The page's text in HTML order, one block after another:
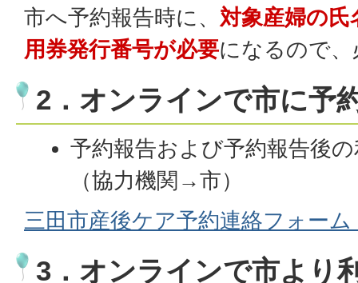
市へ予約報告時に、 対象産婦の
用券発行番号が必要になるので
2．オンラインで市に予
予約報告および予約報告後
（協力機関→市）
三田市産後ケア予約連絡フォー
3．オンラインで市より